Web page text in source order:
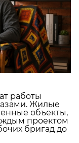
работы
Жилые
объекты,
проектом
бригад до